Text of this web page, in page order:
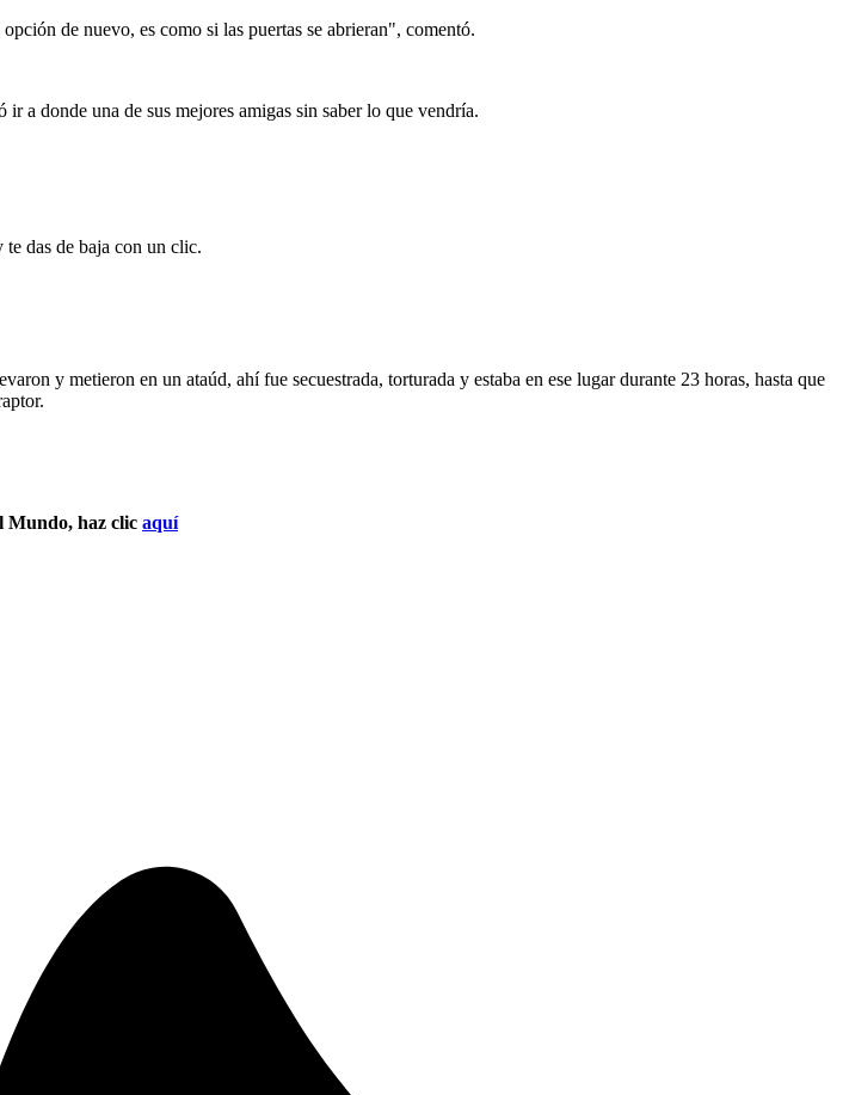
de nuevo, es como si las puertas se abrieran", comentó.
a donde una de sus mejores amigas sin saber lo que vendría.
das de baja con un clic.
y metieron en un ataúd, ahí fue secuestrada, torturada y estaba en ese lugar durante 23 horas, hasta que
Mundo, haz clic aquí